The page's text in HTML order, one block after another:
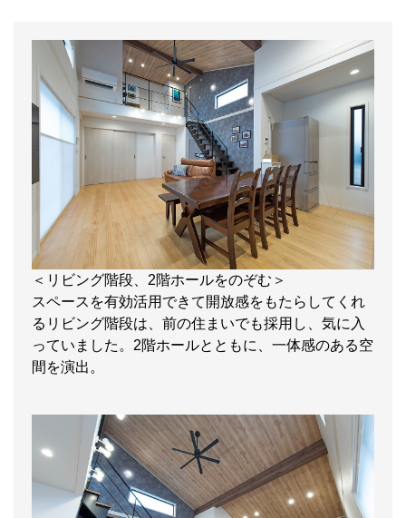
＜リビング階段、2階ホールをのぞむ＞
スペースを有効活用できて開放感をもたらしてくれ
るリビング階段は、前の住まいでも採用し、気に入
っていました。2階ホールとともに、一体感のある空
間を演出。